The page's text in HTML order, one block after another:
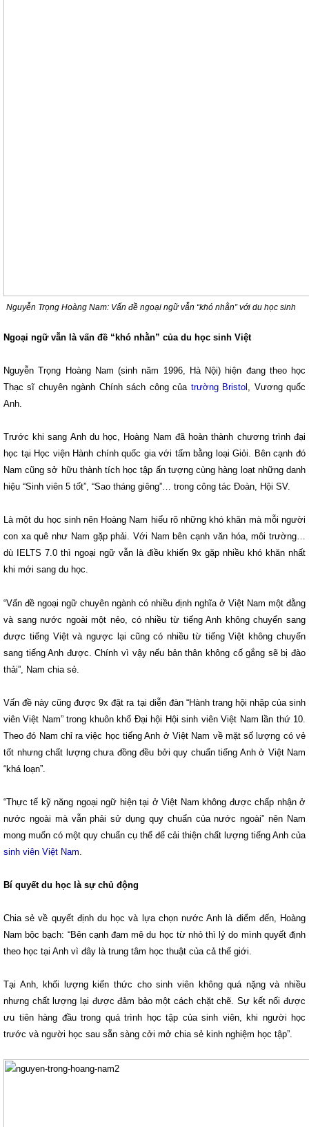
Nguyễn Trọng Hoàng Nam: Vấn đề ngoại ngữ vẫn “khó nhằn” với du học sinh
Ngoại ngữ vẫn là vấn đề “khó nhằn” của du học sinh Việt
Nguyễn Trọng Hoàng Nam (sinh năm 1996, Hà Nội) hiện đang theo học
Thạc sĩ chuyên ngành Chính sách công của trường Bristol , Vương quốc
Anh.
Trước khi sang Anh du học, Hoàng Nam đã hoàn thành chương trình đại
học tại Học viện Hành chính quốc gia với tấm bằng loại Giỏi. Bên cạnh đó
Nam cũng sở hữu thành tích học tập ấn tượng cùng hàng loạt những danh
hiệu “Sinh viên 5 tốt”, “Sao tháng giêng”… trong công tác Đoàn, Hội SV.
Là một du học sinh nên Hoàng Nam hiểu rõ những khó khăn mà mỗi người
con xa quê như Nam gặp phải. Với Nam bên cạnh văn hóa, môi trường…
dù IELTS 7.0 thì ngoại ngữ vẫn là điều khiến 9x gặp nhiều khó khăn nhất
khi mới sang du học.
“Vấn đề ngoại ngữ chuyên ngành có nhiều định nghĩa ở Việt Nam một đằng
và sang nước ngoài một nẻo, có nhiều từ tiếng Anh không chuyển sang
được tiếng Việt và ngược lại cũng có nhiều từ tiếng Việt không chuyển
sang tiếng Anh được. Chính vì vậy nếu bản thân không cố gắng sẽ bị đào
thải”, Nam chia sẻ.
Vấn đề này cũng được 9x đặt ra tại diễn đàn “Hành trang hội nhập của sinh
viên Việt Nam” trong khuôn khổ Đại hội Hội sinh viên Việt Nam lần thứ 10.
Theo đó Nam chỉ ra việc học tiếng Anh ở Việt Nam về mặt số lượng có vẻ
tốt nhưng chất lượng chưa đồng đều bởi quy chuẩn tiếng Anh ở Việt Nam
“khá loạn”.
“Thực tế kỹ năng ngoại ngữ hiện tại ở Việt Nam không được chấp nhận ở
nước ngoài mà vẫn phải sử dụng quy chuẩn của nước ngoài” nên Nam
mong muốn có một quy chuẩn cụ thể để cải thiện chất lượng tiếng Anh của
sinh viên Việt Nam
Bí quyết du học là sự chủ động
Chia sẻ về quyết định du học và lựa chọn nước Anh là điểm đến, Hoàng
Nam bộc bạch: “Bên cạnh đam mê du học từ nhỏ thì lý do mình quyết định
theo học tại Anh vì đây là trung tâm học thuật của cả thế giới.
Tại Anh, khối lượng kiến thức cho sinh viên không quá nặng và nhiều
nhưng chất lượng lại được đảm bảo một cách chặt chẽ. Sự kết nối được
ưu tiên hàng đầu trong quá trình học tập của sinh viên, khi người học
trước và người học sau sẵn sàng cởi mở chia sẻ kinh nghiệm học tập”.